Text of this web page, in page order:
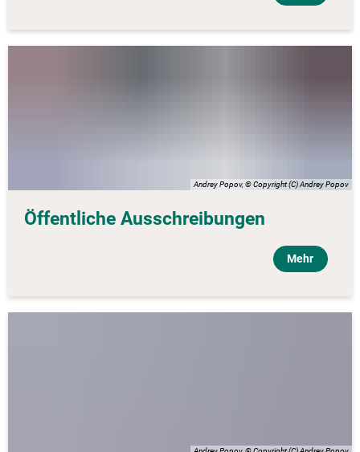
Andrey Popov, © Copyright (C) Andrey Popov
Öffentliche Ausschreibungen
Mehr